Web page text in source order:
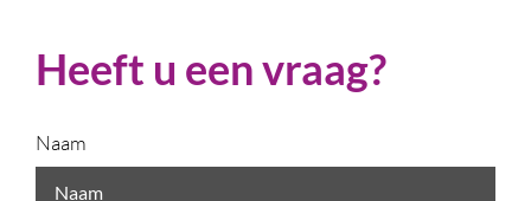
Heeft u een vraag?
Naam